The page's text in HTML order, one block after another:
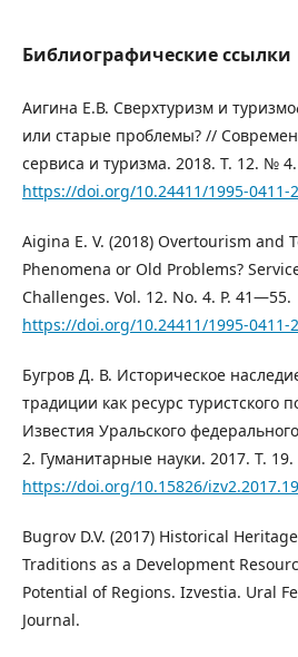
Библиографические ссылки
Аигина Е.В. Сверхтуризм и
или старые проблемы? //
сервиса и туризма. 2018. Т. 12. №
https://doi.org/10.24411/1995-0411-
Aigina E. V. (2018) Overtourism and
Phenomena or Old Problems?
Challenges. Vol. 12. No. 4. P. 41—55.
https://doi.org/10.24411/1995-0411-
Бугров Д. В. Историческое
традиции как ресурс туристского
Известия Уральского
2. Гуманитарные науки. 2017. Т.
https://doi.org/10.15826/
Bugrov D.V. (2017) Historical
Traditions as a Development
Potential of Regions. Izvestia. Ural
Journal.